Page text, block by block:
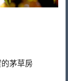
茅草房